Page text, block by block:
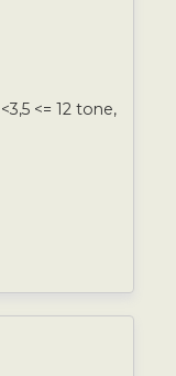
<= 12 tone,